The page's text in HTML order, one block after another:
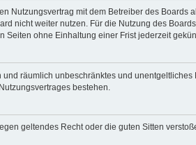
Nutzungsvertrag mit dem Betreiber des
nicht weiter nutzen. Für die Nutzung des
Seiten ohne Einhaltung einer Frist jederzeit
räumlich unbeschränktes und
bestehen.
geltendes Recht oder die guten Sitten